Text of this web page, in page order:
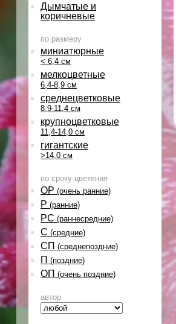
Дымчатые и
коричневые
по размеру
миниатюрные
< 6,4 см
мелкоцветные
6,4-8,9 см
среднецветковые
8,9-11,4 см
крупноцветковые
11,4-14,0 см
гигантские
>14,0 см
по сроку цветения
ОР (очень ранние)
Р (ранние)
РС (раннесредние)
С (средние)
СП (среднепоздние)
П (поздние)
ОП (очень поздние)
автор